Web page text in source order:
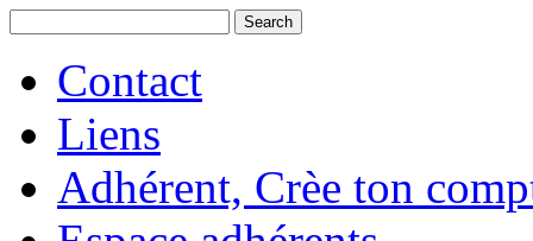
Contact
Liens
Adhérent, Crèe ton